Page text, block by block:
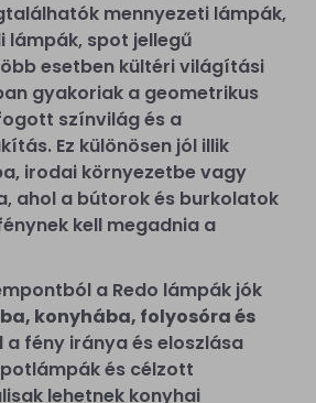
mennyezeti lámpák,
lámpák, spot jellegű
esetben kültéri világítási
gyakoriak a geometrikus
színvilág és a
Ez különösen jól illik
irodai környezetbe vagy
ahol a bútorok és burkolatok
kell megadnia a
a Redo lámpák jók
konyhába, folyosóra és
a fény iránya és eloszlása
és célzott
lehetnek konyhai